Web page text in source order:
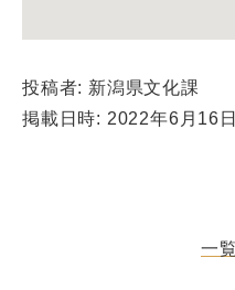
投稿者: 新潟県文化課
掲載日時: 2022年6月16
一